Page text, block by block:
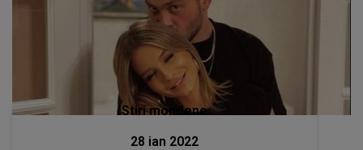
Stiri mondene
28 ian 2022